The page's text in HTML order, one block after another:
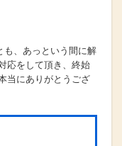
も、あっという間に解
応をして頂き、終始
当にありがとうござ